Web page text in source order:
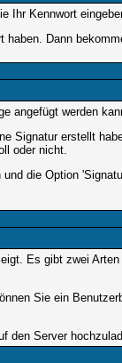
Ihr Kennwort
Dann
angefügt werden
Signatur erstellt
oder nicht.
die Option
Es gibt zwei
Sie ein
den Server